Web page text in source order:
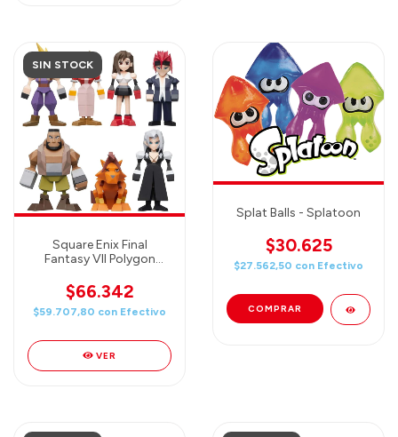
SIN STOCK
Square Enix Final
Fantasy VII Polygon
CAJITA CON UN
PERSONAJE RANDOM
$66.342
$59.707,80 con Efectivo
VER
Splat Balls - Splatoon
$30.625
$27.562,50 con Efectivo